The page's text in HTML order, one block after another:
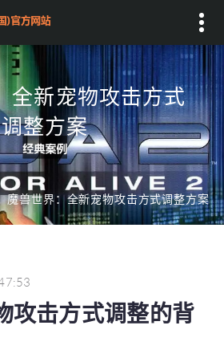
Search...
全新宠物攻击方式
调整方案
魔兽世界：全新宠物攻击方式调整方案
攻击方式调整的背